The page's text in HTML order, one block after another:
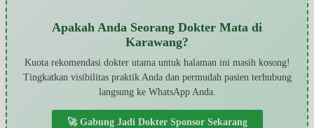
Apakah Anda Seorang Dokter Mata di
Karawang?
Kuota rekomendasi dokter utama untuk halaman ini masih kosong!
Tingkatkan visibilitas praktik Anda dan permudah pasien terhubung
langsung ke WhatsApp Anda.
🚀 Gabung Jadi Dokter Sponsor Sekarang